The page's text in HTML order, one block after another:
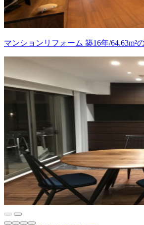
マンションリフォーム 築16年/64.63m²